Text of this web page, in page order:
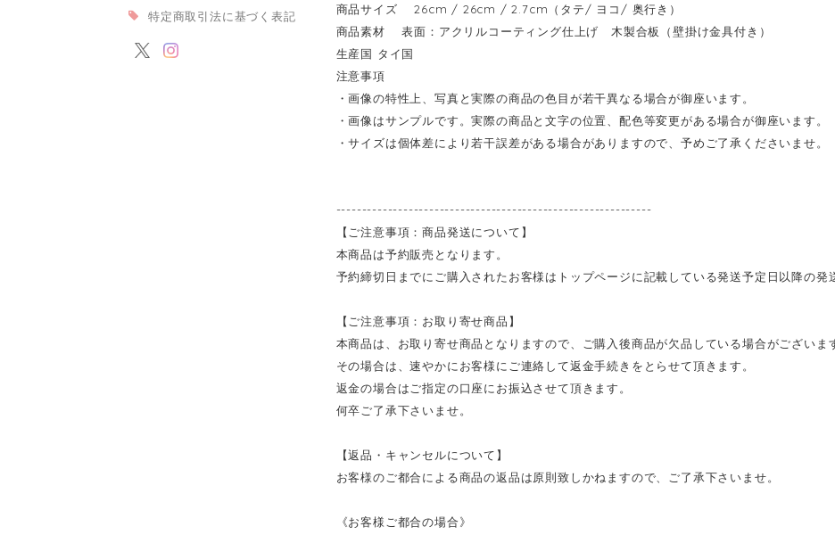
特定商取引法に基づく表記
商品サイズ 26cm / 26cm / 2.7cm（タテ/ ヨコ/ 奥行き）
商品素材 表面：アクリルコーティング仕上げ 木製合板（壁掛け金具付き）
生産国 タイ国
注意事項
・画像の特性上、写真と実際の商品の色目が若干異なる場合が御座います。
・画像はサンプルです。実際の商品と文字の位置、配色等変更がある場合が御座います。
・サイズは個体差により若干誤差がある場合がありますので、予めご了承くださいませ。
-------------------------------------------------------------
【ご注意事項：商品発送について】
本商品は予約販売となります。
予約締切日までにご購入されたお客様はトップページに記載している発送予定日以降の発
【ご注意事項：お取り寄せ商品】
本商品は、お取り寄せ商品となりますので、ご購入後商品が欠品している場合がございま
その場合は、速やかにお客様にご連絡して返金手続きをとらせて頂きます。
返金の場合はご指定の口座にお振込させて頂きます。
何卒ご了承下さいませ。
【返品・キャンセルについて】
お客様のご都合による商品の返品は原則致しかねますので、ご了承下さいませ。
《お客様ご都合の場合》